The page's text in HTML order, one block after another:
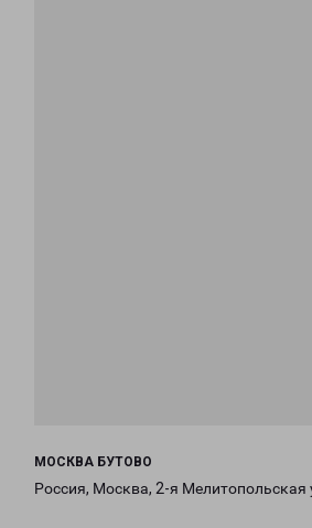
МОСКВА БУТОВО
Россия, Москва, 2-я Мелитопольская